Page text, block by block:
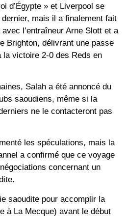
d’Égypte » et Liverpool se
mais il a finalement fait
l’entraîneur Arne Slott et a
Brighton, délivrant une passe
victoire 2-0 des Reds en
Salah a été annoncé du
saoudiens, même si la
ne le contacteront pas
les spéculations, mais la
a confirmé que ce voyage
concernant un
saoudite pour accomplir la
à La Mecque) avant le début